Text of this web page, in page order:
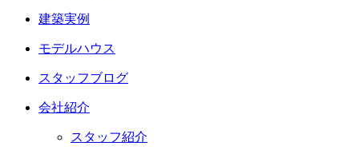
建築実例
モデルハウス
スタッフブログ
会社紹介
スタッフ紹介